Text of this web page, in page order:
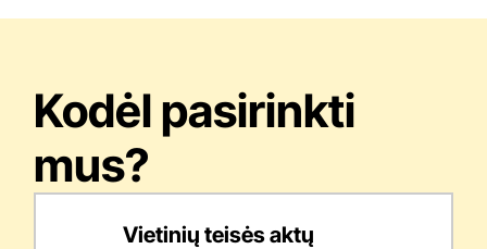
Kodėl pasirinkti
mus?
Vietinių teisės aktų